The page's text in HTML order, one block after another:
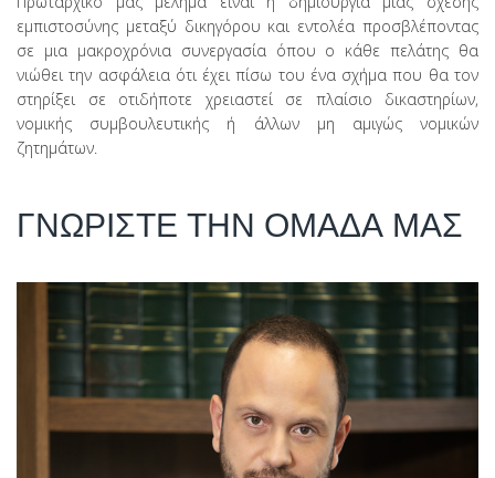
εμπιστοσύνης μεταξύ δικηγόρου και εντολέα προσβλέποντας
σε μια μακροχρόνια συνεργασία όπου ο κάθε πελάτης θα
νιώθει την ασφάλεια ότι έχει πίσω του ένα σχήμα που θα τον
στηρίξει σε οτιδήποτε χρειαστεί σε πλαίσιο δικαστηρίων,
νομικής συμβουλευτικής ή άλλων μη αμιγώς νομικών
ζητημάτων.
ΓΝΩΡΙΣΤΕ ΤΗΝ ΟΜΑΔΑ ΜΑΣ